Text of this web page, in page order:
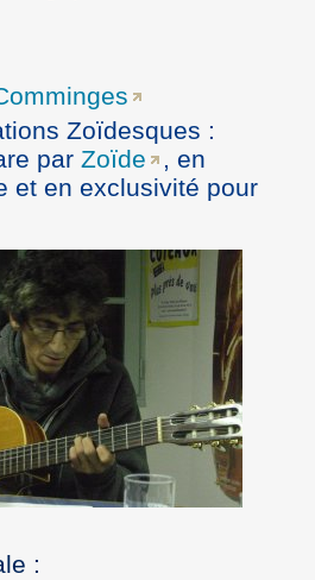
Zoïdesques :
par Zoïde
, en
et en exclusivité pour
: